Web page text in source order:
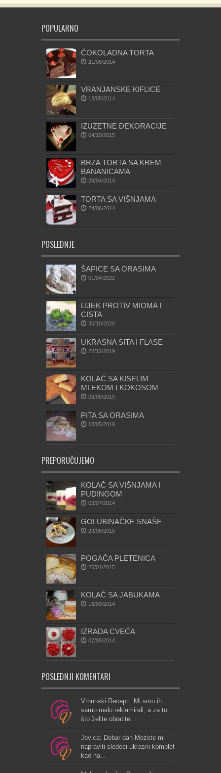
POPULARNO
ČOKOLADNA TORTA
21/05/2014
VRANJANSKE KIFLICE
13/05/2014
IZUZETNE DEKORACIJE
04/10/2015
BRZA TORTA SA KREM
BANANICAMA
28/04/2014
TORTA SA VIŠNJAMA
24/06/2014
POSLEDNJE
ŠAPICE SA ORASIMA
01/04/2022
LIJEK PROTIV MIOMA I
CISTA
30/10/2020
UKRASNA SITA I FLASE
22/12/2019
KOLAČ SA KISELIM
MLEKOM I KOKOSOM
08/05/2019
PITA SA ORASIMA
08/05/2019
PREPORUČUJEMO
KOLAČ SA VIŠNJAMA I
PUDINGOM
03/07/2014
GOLUBINAČKE SNAŠE
29/05/2015
POGAČA PLETENICA
25/01/2015
KOLAČ SA JABUKAMA
18/09/2014
IZRADA CVEĆA
07/05/2014
POSLEDNJI KOMENTARI
Vrhunski Recepti: Mi smo ih
samo malo reklamirali, a za to
što želite obratite...
Jovica: Dobar dan Mozete mi
napraviti sledeci ukrasni komplet
kao na...